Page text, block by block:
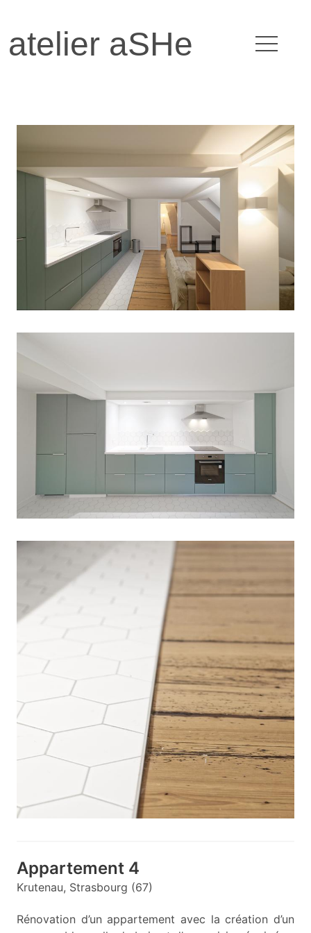
atelier aSHe
Appartement 4
Krutenau, Strasbourg (67)
Rénovation d’un appartement avec la création d’un